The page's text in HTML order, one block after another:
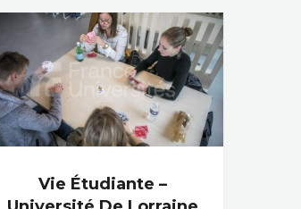
Vie Étudiante –